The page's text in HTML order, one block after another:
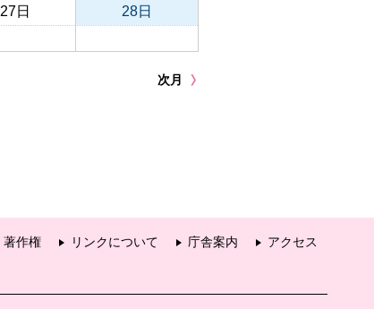
27日 28日
次月
著作権 リンクについて 庁舎案内
アクセス